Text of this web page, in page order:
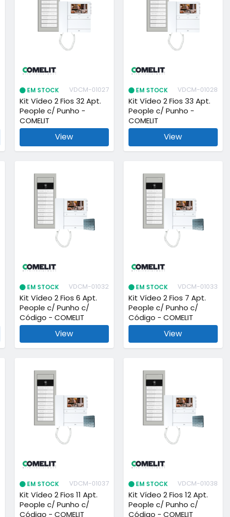
EM STOCK VDCM-01027
Kit Vídeo 2 Fios 32 Apt.
People c/ Punho -
COMELIT
View
EM STOCK VDCM-01028
Kit Vídeo 2 Fios 33 Apt.
People c/ Punho -
COMELIT
View
EM STOCK VDCM-01032
Kit Vídeo 2 Fios 6 Apt.
People c/ Punho c/
Código - COMELIT
View
EM STOCK VDCM-01033
Kit Vídeo 2 Fios 7 Apt.
People c/ Punho c/
Código - COMELIT
View
EM STOCK VDCM-01037
Kit Vídeo 2 Fios 11 Apt.
People c/ Punho c/
Código - COMELIT
EM STOCK VDCM-01038
Kit Vídeo 2 Fios 12 Apt.
People c/ Punho c/
Código - COMELIT